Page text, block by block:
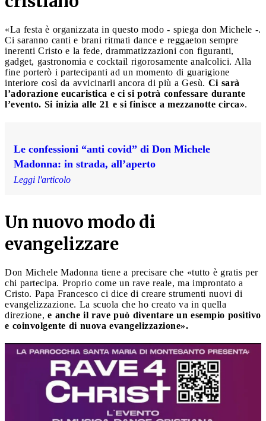
«La festa è organizzata in questo modo - spiega don Michele -.
Ci saranno canti e brani ritmati dance e reggaeton sempre
inerenti Cristo e la fede, drammatizzazioni con figuranti,
gadget, gastronomia e cocktail rigorosamente analcolici. Alla
fine porterò i partecipanti ad un momento di guarigione
interiore così da avvicinarli ancora di più a Gesù. Ci sarà
l’adorazione eucaristica e ci si potrà confessare durante
l’evento. Si inizia alle 21 e si finisce a mezzanotte circa».
Le confessioni “anti covid” di Don Michele
Madonna: in strada, all’aperto
Leggi l'articolo
Un nuovo modo di
evangelizzare
Don Michele Madonna tiene a precisare che «tutto è gratis per
chi partecipa. Proprio come un rave reale, ma improntato a
Cristo. Papa Francesco ci dice di creare strumenti nuovi di
evangelizzazione. La scuola che ho creato va in quella
direzione, e anche il rave può diventare un esempio positivo
e coinvolgente di nuova evangelizzazione».